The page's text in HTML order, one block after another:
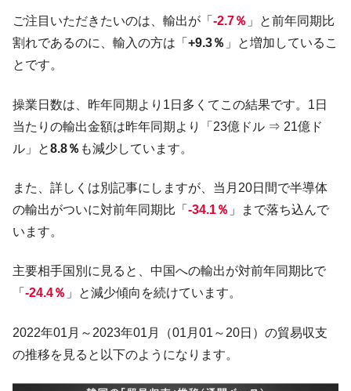
断
『Money1』
韓国･警察職員が「丸刈りになって抗議活
動」
『Money1』
中国だけが鉄鋼輸出を異常増加させる ⇒ 中
国の過剰生産が世界を蝕む。
韓国製造業「半導体絶好調」のウラで他業
種は全般的「不調」⇒ PSIが示す現況は決して良くない。
『Money1』
【米韓激突案件】韓国消費者院が『クーパ
『Money1』
「KDDX」1番艦、2032年竣工と公示
『Money1』
【対日本円】ウォン安が急進！ 日米の協調
『Money1』
韓国政府『BYD』車への補助金を全廃 ⇒ 実
は韓国で『BYD』車は売れている。6カ月で対前年同期比
ご注目いただきたいのは、輸出が「 -2.7％ 」と前年同期比
割れであるのに、輸入の方は「 +9.3％ 」と増加しているこ
とです。
操業日数は、昨年同期より1日多くてこの結果です。1日
当たりの輸出金額は昨年同期より「23億ドル ⇒ 21億ド
ル」と8.8％ も減少しています。
また、詳しくは別記事にしますが、当月20日間で半導体
の輸出がついに対前年同期比「 -34.1％ 」まで落ち込んで
います。
主要相手国別に見ると、中国への輸出が対前年同期比で
「 -24.4％ 」と減少傾向を続けています。
2022年01月～2023年01月（01月01～20日）の貿易収支
の推移を見ると以下のようになります。